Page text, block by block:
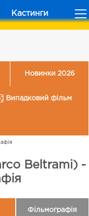
Кастинги
Новинки 2026
Випадковий фільм
Beltrami) -
Фільмографія